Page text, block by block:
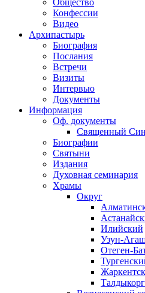
Конфессии
Видео
Архипастырь
Биография
Послания
Встречи
Визиты
Интервью
Документы
Информация
Оф. документы
Священный
Биографии
Святыни
Издания
Духовная семинария
Храмы
Округ
Илийский
Узун-
Отеген-